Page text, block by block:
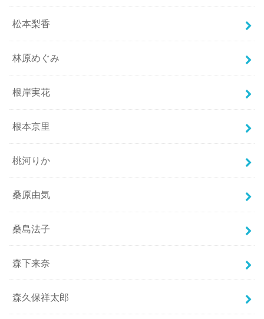
松本梨香
林原めぐみ
根岸実花
根本京里
桃河りか
桑原由気
桑島法子
森下来奈
森久保祥太郎